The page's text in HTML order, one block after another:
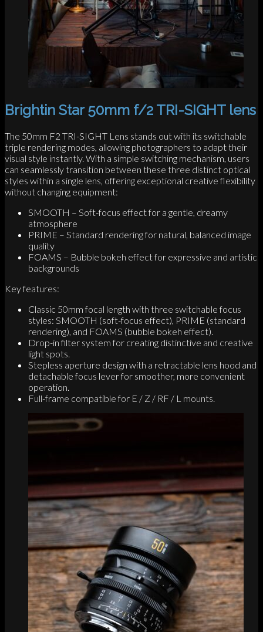
Brightin Star 50mm f/2 TRI-SIGHT lens
The 50mm F2 TRI-SIGHT Lens stands out with its switchable
triple rendering modes, allowing photographers to adapt their
visual style instantly. With a simple switching mechanism, users
can seamlessly transition between these three distinct optical
styles within a single lens, offering exceptional creative flexibility
without changing equipment:
SMOOTH – Soft-focus effect for a gentle, dreamy
atmosphere
PRIME – Standard rendering for natural, balanced image
quality
FOAMS – Bubble bokeh effect for expressive and artistic
backgrounds
Key features:
Classic 50mm focal length with three switchable focus
styles: SMOOTH (soft-focus effect), PRIME (standard
rendering), and FOAMS (bubble bokeh effect).
Drop-in filter system for creating distinctive and creative
light spots.
Stepless aperture design with a retractable lens hood and
detachable focus lever for smoother, more convenient
operation.
Full-frame compatible for E / Z / RF / L mounts.